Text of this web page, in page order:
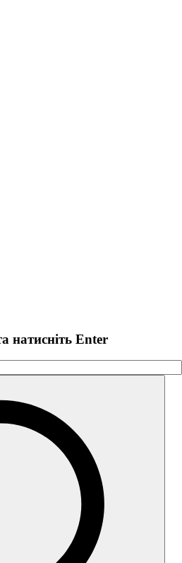
натиснiть Enter